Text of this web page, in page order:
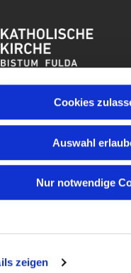
zeigen
Cookies
Auswahl
Nur notwendige